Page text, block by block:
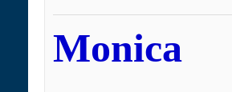
Monica